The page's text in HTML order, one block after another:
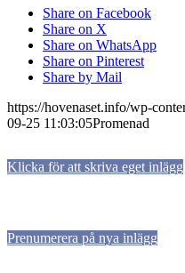
Share on Facebook
Share on X
Share on WhatsApp
Share on Pinterest
Share by Mail
https://hovenaset.info/wp-
09-25 11:03:05Promenad
Klicka för att skriva eget inlägg
Prenumerera på nya inlägg